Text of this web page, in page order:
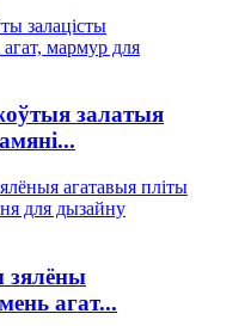
залатыя
зялёны
агат...